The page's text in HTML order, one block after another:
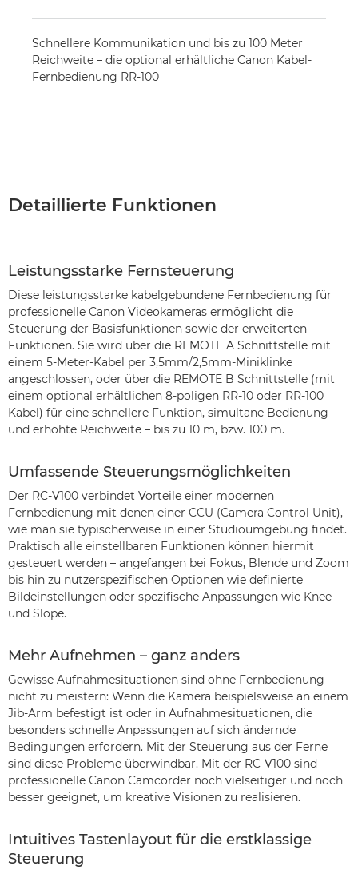
Schnellere Kommunikation und bis zu 100 Meter
Reichweite – die optional erhältliche Canon Kabel-
Fernbedienung RR-100
Detaillierte Funktionen
Leistungsstarke Fernsteuerung
Diese leistungsstarke kabelgebundene Fernbedienung für
professionelle Canon Videokameras ermöglicht die
Steuerung der Basisfunktionen sowie der erweiterten
Funktionen. Sie wird über die REMOTE A Schnittstelle mit
einem 5-Meter-Kabel per 3,5mm/2,5mm-Miniklinke
angeschlossen, oder über die REMOTE B Schnittstelle (mit
einem optional erhältlichen 8-poligen RR-10 oder RR-100
Kabel) für eine schnellere Funktion, simultane Bedienung
und erhöhte Reichweite – bis zu 10 m, bzw. 100 m.
Umfassende Steuerungsmöglichkeiten
Der RC-V100 verbindet Vorteile einer modernen
Fernbedienung mit denen einer CCU (Camera Control Unit),
wie man sie typischerweise in einer Studioumgebung findet.
Praktisch alle einstellbaren Funktionen können hiermit
gesteuert werden – angefangen bei Fokus, Blende und Zoom
bis hin zu nutzerspezifischen Optionen wie definierte
Bildeinstellungen oder spezifische Anpassungen wie Knee
und Slope.
Mehr Aufnehmen – ganz anders
Gewisse Aufnahmesituationen sind ohne Fernbedienung
nicht zu meistern: Wenn die Kamera beispielsweise an einem
Jib-Arm befestigt ist oder in Aufnahmesituationen, die
besonders schnelle Anpassungen auf sich ändernde
Bedingungen erfordern. Mit der Steuerung aus der Ferne
sind diese Probleme überwindbar. Mit der RC-V100 sind
professionelle Canon Camcorder noch vielseitiger und noch
besser geeignet, um kreative Visionen zu realisieren.
Intuitives Tastenlayout für die erstklassige
Steuerung